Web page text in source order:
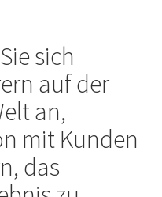
sich
auf der
an,
mit Kunden
das